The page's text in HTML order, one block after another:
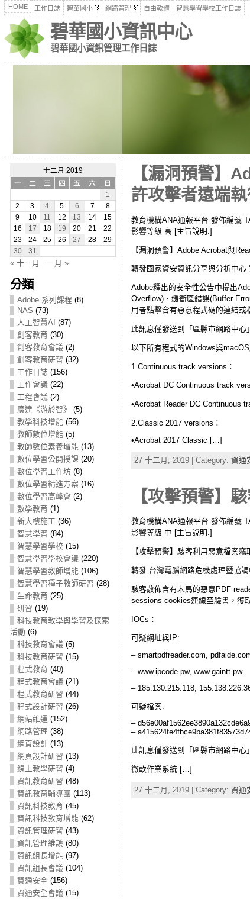
HOME 工作日誌 碧華國小 網路管理 自由軟體 智慧學習學校工作日誌
碧華國小資訊中心
碧華國小資訊管理工作日誌
十二月 2019
一
二 三 四 五 六
日
1
2
3 4 5 6 7
8
9
10 11 12 13 14
15
16
17 18 19 20 21
22
23
24 25 26 27 28
29
30
31
« 十一月 一月 »
分類
Adobe 系列課程 (8)
NAS (73)
人工智慧AI (87)
創客教育 (30)
創客教育會議 (2)
創客教育研習 (32)
工作日誌 (156)
工作會議 (22)
工程會議 (2)
廣達《游於智》
(5)
教學科技增能(56)
教師數位增能(5)
教師數位素養增能(13)
數位學習公開授課 (20)
數位學習工作坊(8)
數位學習精進方案 (16)
數位學習高峰會 (2)
數學教育 (1)
新大樓施工 (36)
智慧學習 (84)
智慧學習學校 (15)
智慧學習學校會議 (220)
智慧學習教師增能(106)
智慧學習種子教師研習 (28)
生命教育 (25)
研習 (19)
科技教育教學與學習及探索
活動 (6)
科技教育會議 (5)
科技教育研習 (15)
程式教育 (40)
程式教育會議 (21)
程式教育研習 (44)
程式設計研習 (26)
網站維運 (152)
網路管理 (38)
網頁設計(13)
網頁設計研習 (13)
線上教學研習 (4)
資訊教育研習 (48)
資訊教育輔導團 (113)
資訊科技教育 (45)
資訊科技教育增能(62)
資訊管理研習 (43)
資訊管理維護(80)
資訊組長增能(97)
資訊組長會議 (104)
資通安全 (156)
資通安全會議 (15)
【漏洞預警】
許攻擊者遠端
教育機構ANA通報平台 發佈編號
影響等級 高 [主旨說明:]
【漏洞預警】Adobe Acrobat與
轉發國家資安資訊分享與分析中心
Adobe釋出的安全性公告中提出
Overflow)、緩衝區錯誤(Buffer
用者點擊含有惡意程式碼的連結或
此訊息僅發送到「區縣市網路中
以下所有程式的Windows與macOS
1.Continuous track versions：
•Acrobat DC Continuous track
•Acrobat Reader DC Continuous
2.Classic 2017 versions：
•Acrobat 2017 Classic […]
27 十二月, 2019 | Category: 資通
【攻擊預警】
教育機構ANA通報平台 發佈編號
影響等級 中 [主旨說明:]
【攻擊預警】駭客利用惡意檔案
轉發 台灣電腦網路危機處理暨協
駭客散佈含有木馬的惡意PDF
sessions cookies連線至臉書，獲
IOCs：
可疑網址與IP:
– smartpdfreader.com,
– www.ipcode.pw, www.gaintt.pw
– 185.130.215.118,
可疑檔案:
–
–
此訊息僅發送到「區縣市網路中
微軟作業系統 […]
27 十二月, 2019 | Category: 資通